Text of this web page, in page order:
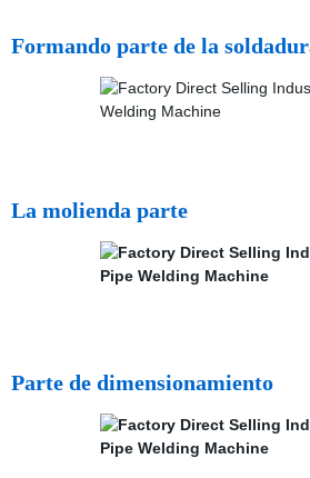
Formando parte de la
La molienda parte
Parte de dimensionamiento